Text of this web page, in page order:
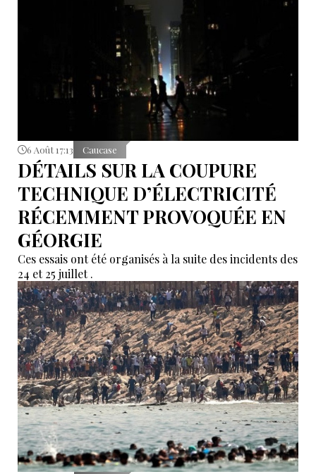
6 Août 17:13 Caucase
DÉTAILS SUR LA COUPURE
TECHNIQUE D’ÉLECTRICITÉ
RÉCEMMENT PROVOQUÉE EN
GÉORGIE
Ces essais ont été organisés à la suite des incidents des
24 et 25 juillet .